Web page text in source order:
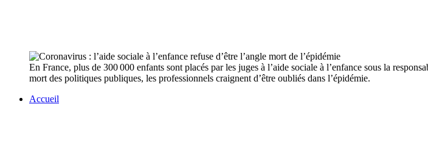
En France, plus de 300 000 enfants sont placés par les juges à l’aide sociale à l’enfance sous la
mort des politiques publiques, les professionnels craignent d’être oubliés dans l’épidémie.
Accueil